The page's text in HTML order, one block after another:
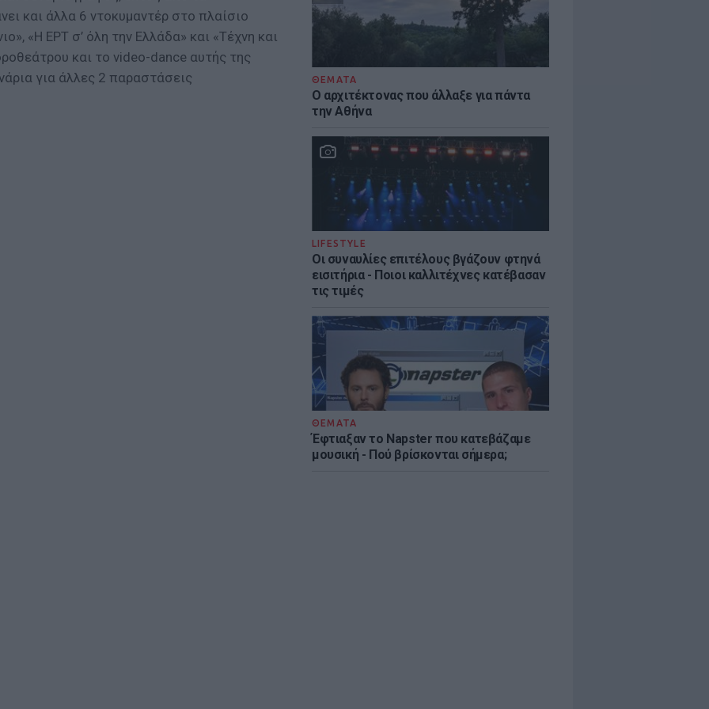
ΘΕΜΑΤΑ
Ο αρχιτέκτονας που άλλαξε για πάντα
την Αθήνα
LIFESTYLE
Οι συναυλίες επιτέλους βγάζουν φτηνά
εισιτήρια - Ποιοι καλλιτέχνες κατέβασαν
τις τιμές
ΘΕΜΑΤΑ
Έφτιαξαν το Napster που κατεβάζαμε
μουσική - Πού βρίσκονται σήμερα;
και άλλα 6 ντοκυμαντέρ στο πλαίσιο
«Η ΕΡΤ σ’ όλη την Ελλάδα» και «Τέχνη και
και το video-dance αυτής της
για άλλες 2 παραστάσεις